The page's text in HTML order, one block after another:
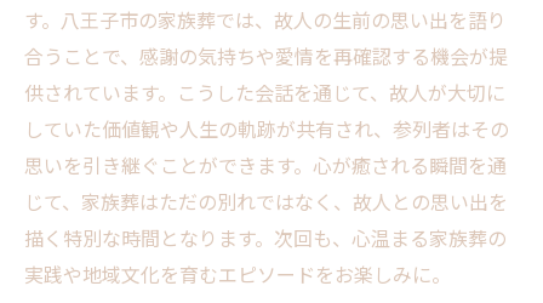
す。八王子市の家族葬では、故人の生前の思い出を語り
合うことで、感謝の気持ちや愛情を再確認する機会が提
供されています。こうした会話を通じて、故人が大切に
していた価値観や人生の軌跡が共有され、参列者はその
思いを引き継ぐことができます。心が癒される瞬間を通
じて、家族葬はただの別れではなく、故人との思い出を
描く特別な時間となります。次回も、心温まる家族葬の
実践や地域文化を育むエピソードをお楽しみに。